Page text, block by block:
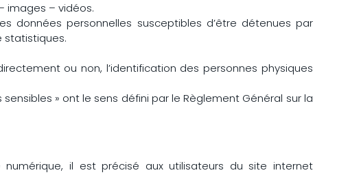
images – vidéos.
données personnelles susceptibles d’être détenues par
statistiques.
ou non, l’identification des personnes physiques
» ont le sens défini par le Règlement Général sur la
il est précisé aux utilisateurs du site internet